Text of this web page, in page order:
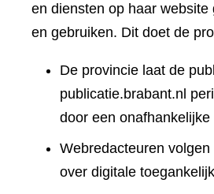
en diensten op haar website
en gebruiken. Dit doet de
De provincie laat de
publicatie.brabant.nl
door een onafhankelijke
Webredacteuren volgen
over digitale